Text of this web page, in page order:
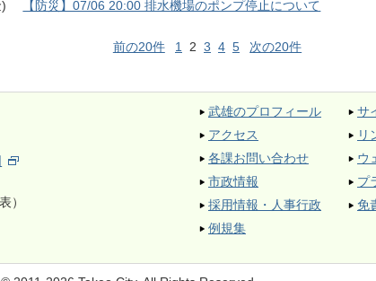
【防災】07/06 20:00 排水機場のポンプ停止について
前の20件 1 2 3 4 5 次の20件
）
武雄のプロフィール
アクセス
各課お問い合わせ
市政情報
採用情報・人事行政
例規集
サ
リ
ウ
プ
免